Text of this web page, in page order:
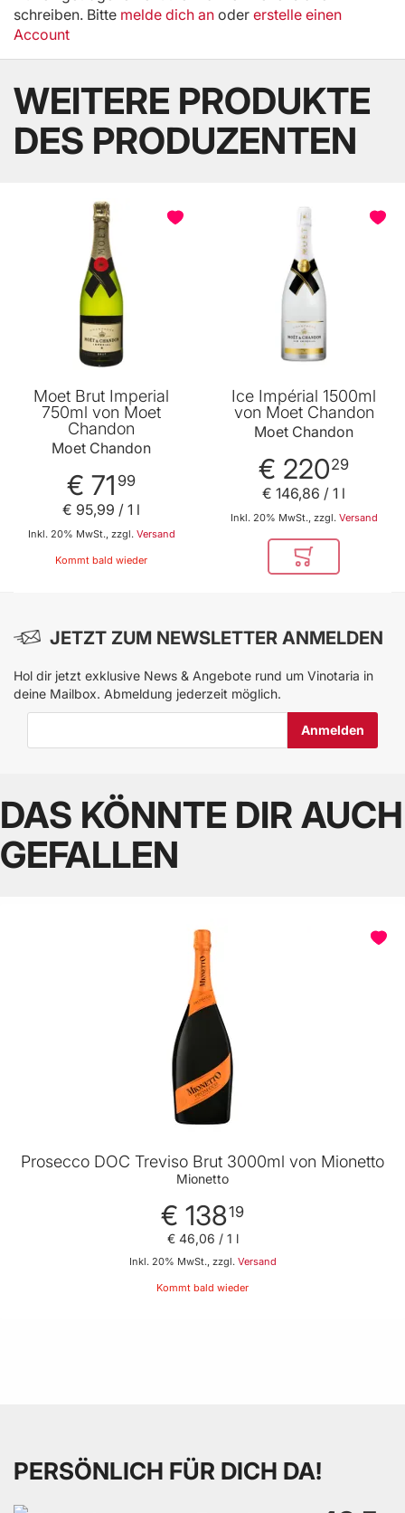
schreiben. Bitte melde dich an oder erstelle einen
Account
WEITERE PRODUKTE
DES PRODUZENTEN
Moet Brut Imperial
750ml von Moet
Chandon
Moet Chandon
€ 71 99
Inkl. 20% MwSt., zzgl. Versand
€ 95,99 / 1 l
Kommt bald wieder
Ice Impérial 1500ml
von Moet Chandon
Moet Chandon
€ 22029
Inkl. 20% MwSt., zzgl. Versand
€ 146,86 / 1 l
In den
JETZT ZUM NEWSLETTER ANMELDEN
Hol dir jetzt exklusive News & Angebote rund um Vinotaria in
deine Mailbox. Abmeldung jederzeit möglich.
DAS KÖNNTE DIR AUCH
GEFALLEN
Prosecco DOC Treviso Brut 3000ml von Mionetto
Mionetto
€ 13819
Inkl. 20% MwSt., zzgl. Versand
€ 46,06 / 1 l
Kommt bald wieder
PERSÖNLICH FÜR DICH DA!